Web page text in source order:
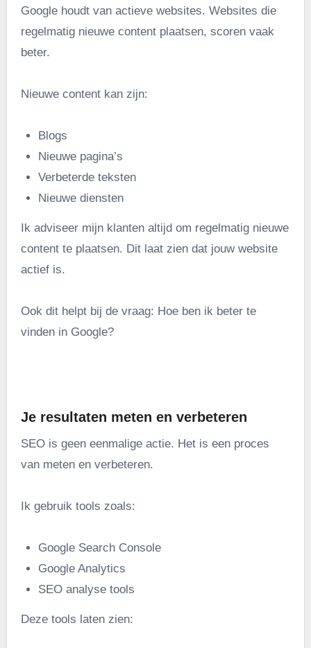
Google houdt van actieve websites. Websites die
regelmatig nieuwe content plaatsen, scoren vaak
beter.
Nieuwe content kan zijn:
Blogs
Nieuwe pagina’s
Verbeterde teksten
Nieuwe diensten
Ik adviseer mijn klanten altijd om regelmatig nieuwe
content te plaatsen. Dit laat zien dat jouw website
actief is.
Ook dit helpt bij de vraag: Hoe ben ik beter te
vinden in Google?
Je resultaten meten en verbeteren
SEO is geen eenmalige actie. Het is een proces
van meten en verbeteren.
Ik gebruik tools zoals:
Google Search Console
Google Analytics
SEO analyse tools
Deze tools laten zien: